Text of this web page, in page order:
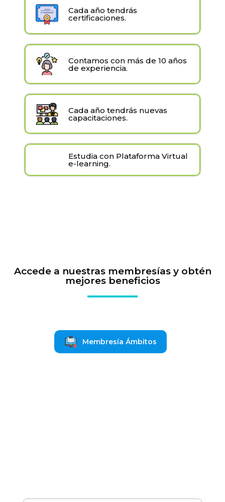
Cada año tendrás
certificaciones.
Contamos con más de 10 años
de experiencia.
Cada año tendrás nuevas
capacitaciones.
Estudia con Plataforma Virtual
e-learning.
Accede a nuestras membresías y obtén
mejores beneficios
Membresía Ámbitos